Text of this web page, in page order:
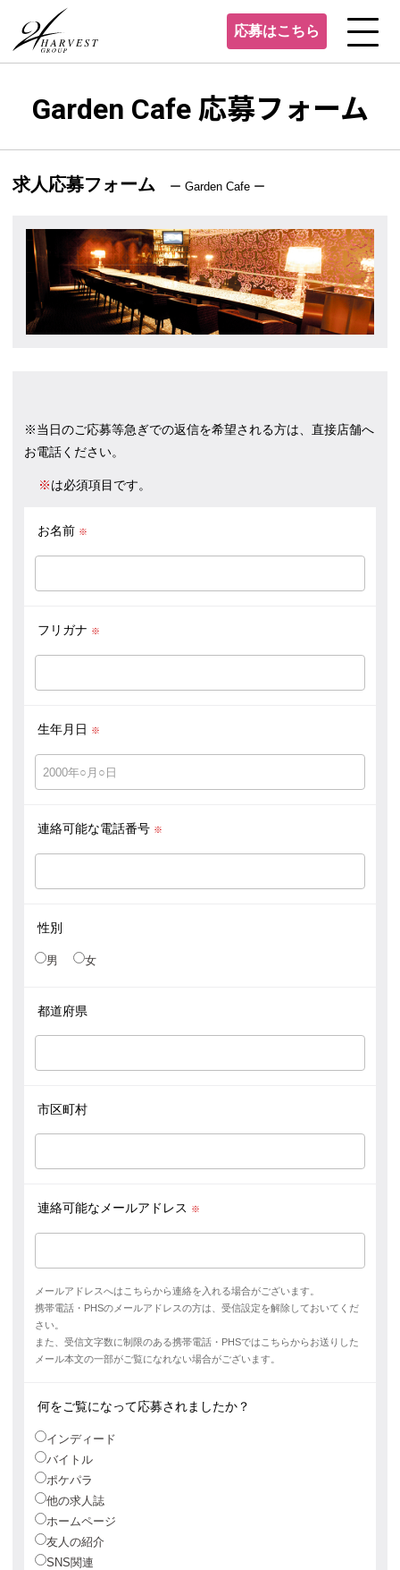
応募はこちら
Garden Cafe 応募フォーム
求人応募フォーム ー Garden Cafe ー
※当日のご応募等急ぎでの返信を希望される方は、直接店舗へ
お電話ください。
※は必須項目です。
お名前 ※
フリガナ ※
生年月日 ※
連絡可能な電話番号 ※
性別
男 女
都道府県
市区町村
連絡可能なメールアドレス ※
メールアドレスへはこちらから連絡を入れる場合がございます。
携帯電話・PHSのメールアドレスの方は、受信設定を解除しておいてくだ
さい。
また、受信文字数に制限のある携帯電話・PHSではこちらからお送りした
メール本文の一部がご覧になれない場合がございます。
何をご覧になって応募されましたか？
インディード
バイトル
ポケパラ
他の求人誌
ホームページ
友人の紹介
SNS関連